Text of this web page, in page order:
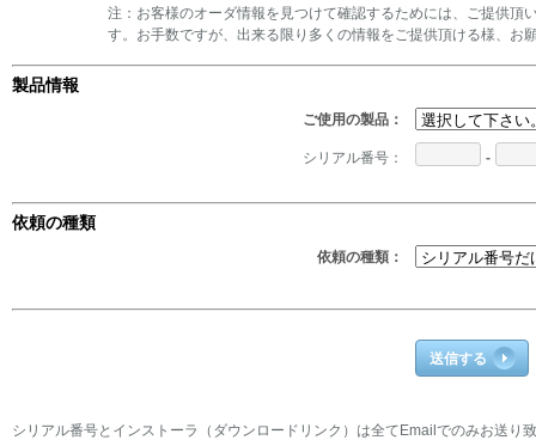
注：お客様のオーダ情報を見つけて確認するためには、ご提供
す。お手数ですが、出来る限り多くの情報をご提供頂ける様、お
製品情報
ご使用の製品：
シリアル番号： -
依頼の種類
依頼の種類：
送信する
シリアル番号とインストーラ（ダウンロードリンク）は全てEmailでのみお送り